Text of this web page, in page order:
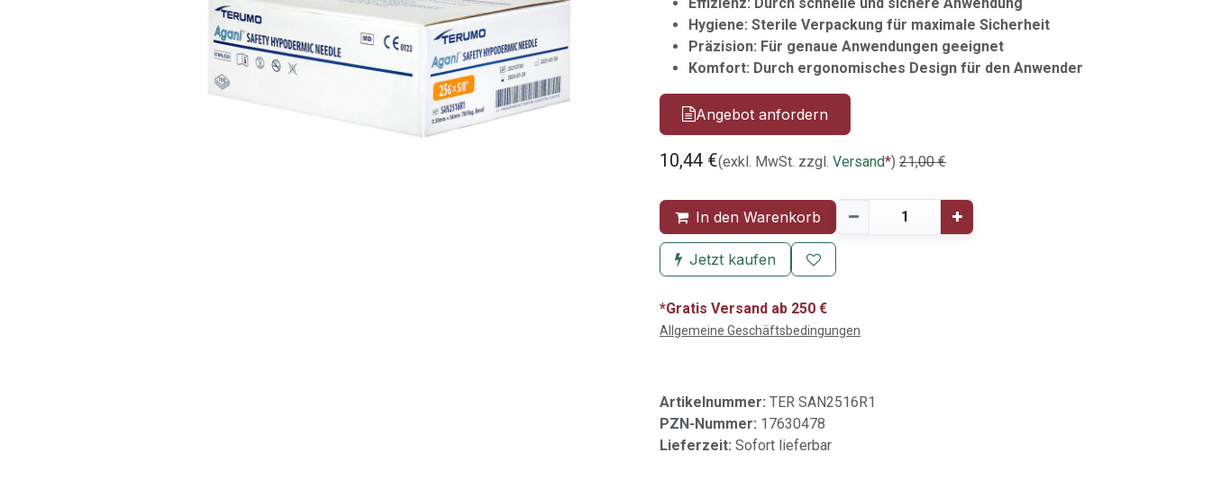
Hygiene: Sterile Verpackung für maximale Sicherheit
Präzision: Für genaue Anwendungen geeignet
Komfort: Durch ergonomisches Design für den Anwender
Angebot anfordern
10,44 €(exkl. MwSt. zzgl. Versand*) 21,00€
In den Warenkorb
Jetzt kaufen
*Gratis Versand ab 250 €
Allgemeine Geschäftsbedingungen
Artikelnummer: TER SAN2516R1
PZN-Nummer: 17630478
Lieferzeit: Sofort lieferbar